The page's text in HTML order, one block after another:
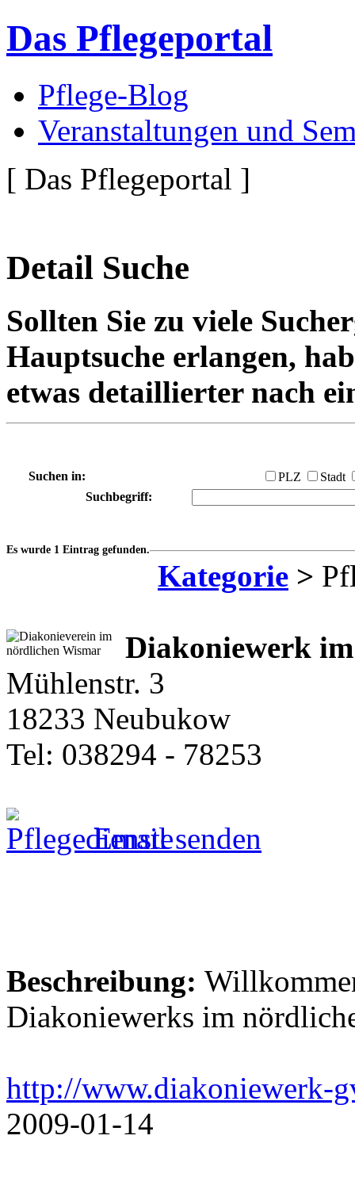
Das Pflegeportal
Pflege-Blog
Veranstaltungen und
[ Das Pflegeportal ]
Detail Suche
Sollten Sie zu viele
Hauptsuche erlangen,
etwas detaillierter nach
Suchen in: PLZ
Stadt
Suchbegriff:
Es wurde 1 Eintrag gefunden.
Kategorie >
Diakoniewerk
Mühlenstr. 3
18233 Neubukow
Tel: 038294 - 78253
Email senden
Beschreibung:
Diakoniewerks im
http://www.diakoniewerk-
2009-01-14